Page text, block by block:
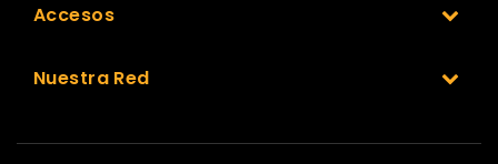
Accesos
Nuestra Red